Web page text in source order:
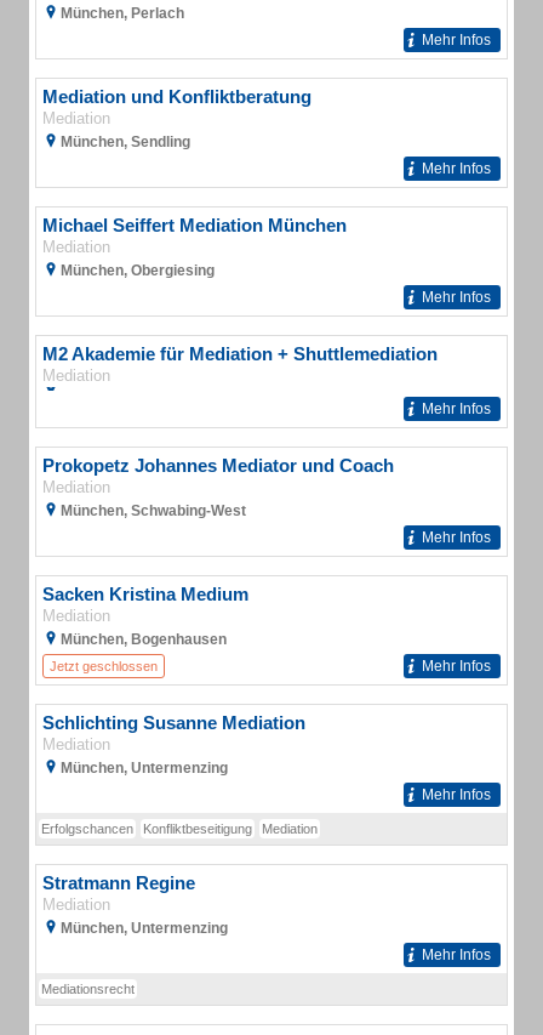
München, Perlach
Mehr Infos
Mediation und Konfliktberatung
Mediation
München, Sendling
Mehr Infos
Michael Seiffert Mediation München
Mediation
München, Obergiesing
Mehr Infos
M2 Akademie für Mediation + Shuttlemediation
Mediation
Mehr Infos
Prokopetz Johannes Mediator und Coach
Mediation
München, Schwabing-West
Mehr Infos
Sacken Kristina Medium
Mediation
München, Bogenhausen
Jetzt geschlossen Mehr Infos
Schlichting Susanne Mediation
Mediation
München, Untermenzing
Mehr Infos
Erfolgschancen Konfliktbeseitigung Mediation
Stratmann Regine
Mediation
München, Untermenzing
Mehr Infos
Mediationsrecht